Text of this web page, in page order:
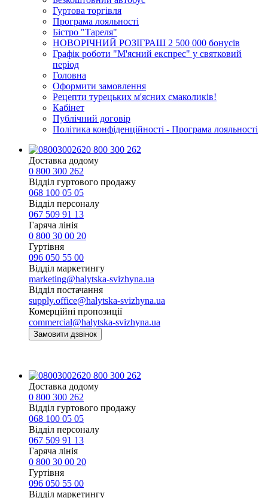
Гуртова торгівля
Програма лояльності
Бістро "Тареля"
НОВОРІЧНИЙ РОЗІГРАШ 2 500 000 бонусів
Графік роботи "М'ясний експрес" у святковий
період
Головна
Оформити замовлення
Рецепти турецьких м'ясних смаколиків!
Кабінет
Публічний договір
Політика конфіденційності - Програма лояльності
0 800 300 262
Доставка додому
0 800 300 262
Відділ гуртового продажу
068 100 05 05​
Відділ персоналу
067 509 91 13
Гаряча лінія
0 800 30 00 20
Гуртівня
096 050 55 00
Відділ маркетингу
marketing@halytska-svizhyna.ua
Відділ постачання
supply.office@halytska-svizhyna.ua
Комерційні пропозиції
commercial@halytska-svizhyna.ua
Замовити дзвінок
0 800 300 262
Доставка додому
0 800 300 262
Відділ гуртового продажу
068 100 05 05​
Відділ персоналу
067 509 91 13
Гаряча лінія
0 800 30 00 20
Гуртівня
096 050 55 00
Відділ маркетингу